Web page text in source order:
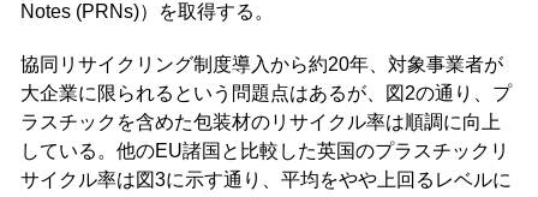
Notes (PRNs)）を取得する。
協同リサイクリング制度導入から約20年、対象事業者が
大企業に限られるという問題点はあるが、図2の通り、プ
ラスチックを含めた包装材のリサイクル率は順調に向上
している。他のEU諸国と比較した英国のプラスチックリ
サイクル率は図3に示す通り、平均をやや上回るレベルに